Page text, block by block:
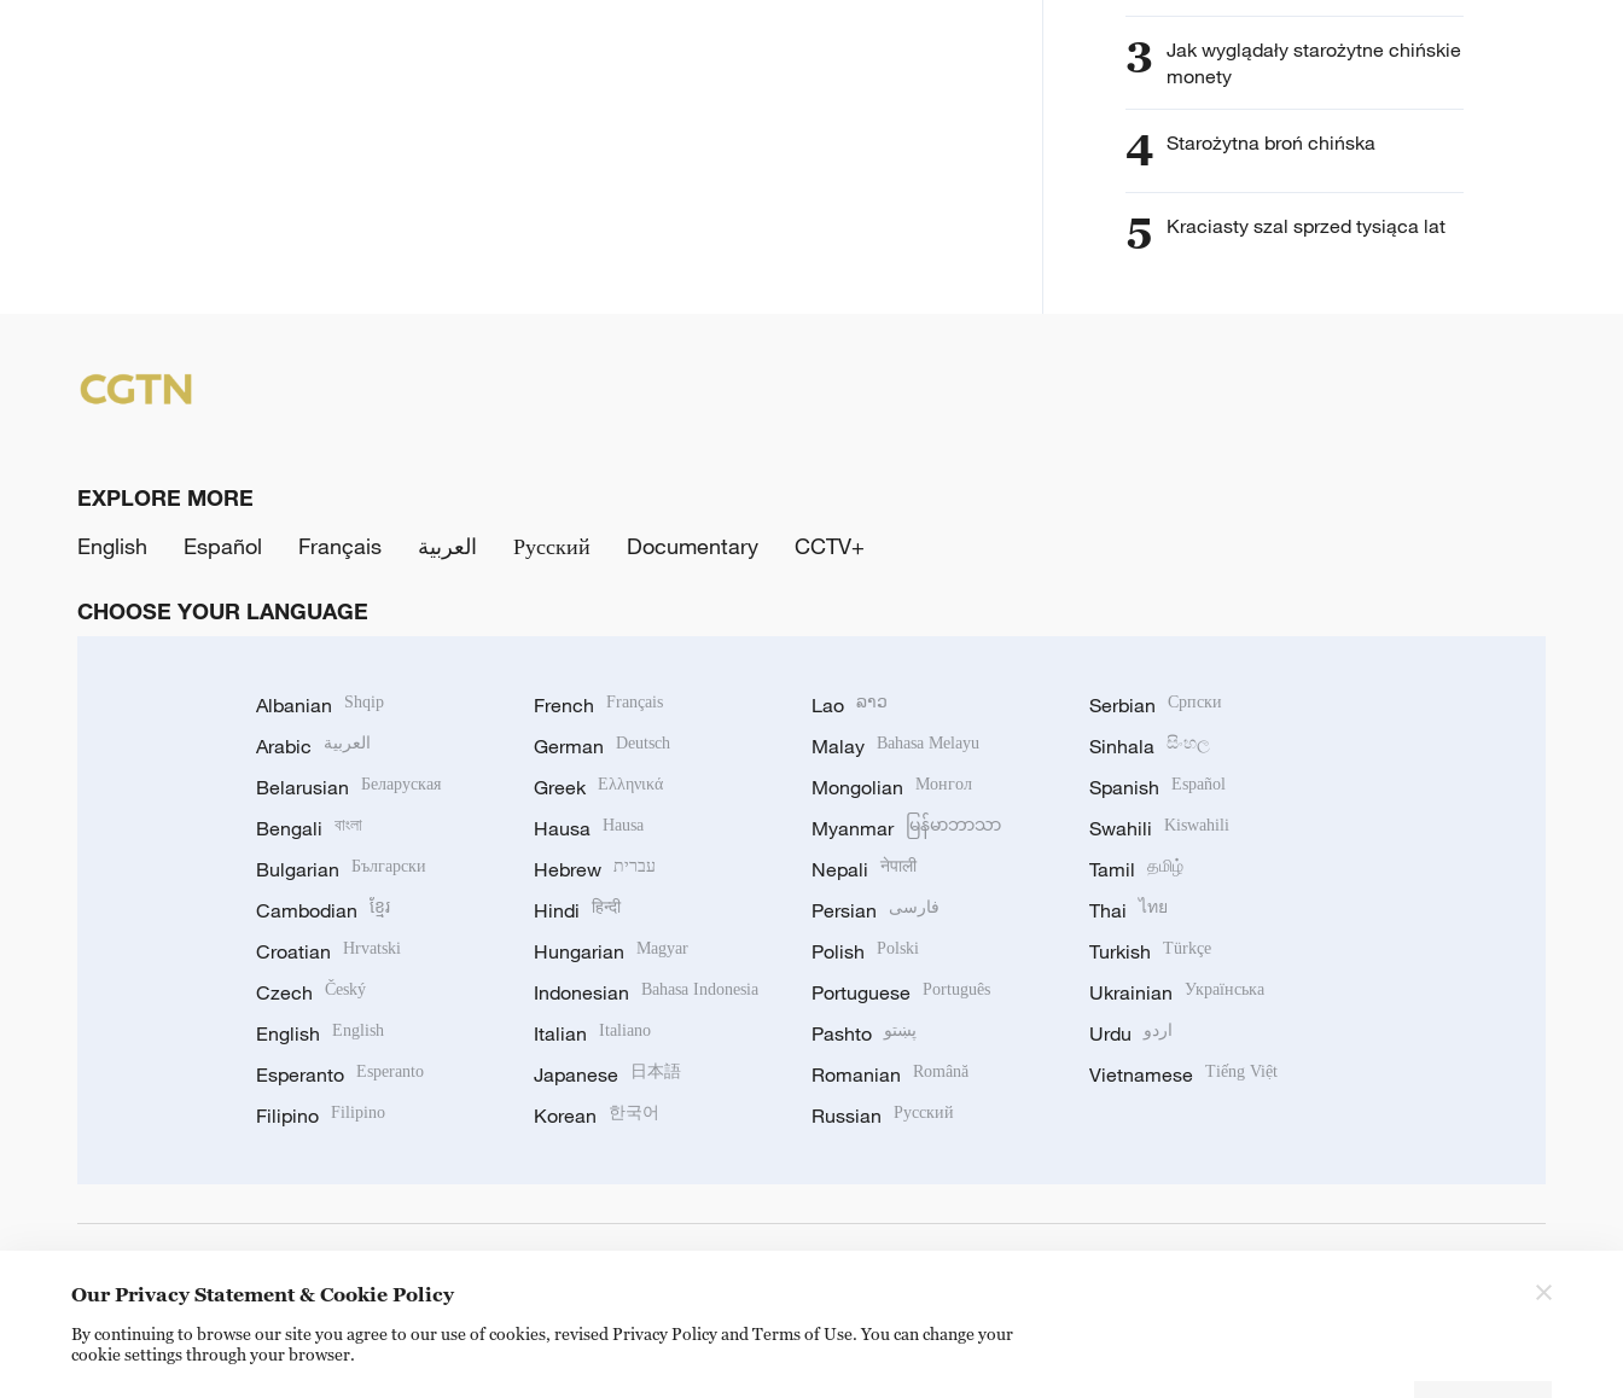
3 Jak wyglądały starożytne chińskie
monety
4 Starożytna broń chińska
5 Kraciasty szal sprzed tysiąca lat
EXPLORE MORE
English
Español Français العربية Русский Documentary CCTV+
CHOOSE YOUR LANGUAGE
Albanian Shqip
Arabic العربية
Belarusian Беларуская
Bengali বাংলা
Bulgarian Български
Cambodian ខ្មែរ
Croatian Hrvatski
Czech Český
English English
Esperanto Esperanto
Filipino Filipino
French Français
German Deutsch
Greek Ελληνικά
Hausa Hausa
Hebrew עברית
Hindi हिन्दी
Hungarian Magyar
Indonesian Bahasa Indonesia
Italian Italiano
Japanese 日本語
Korean 한국어
Lao ລາວ
Malay Bahasa Melayu
Mongolian Монгол
Myanmar မြန်မာဘာသာ
Nepali नेपाली
Persian فارسی
Polish Polski
Portuguese Português
Pashto پښتو
Romanian Română
Russian Русский
Serbian Српски
Sinhala සිංහල
Spanish Español
Swahili Kiswahili
Tamil தமிழ்
Thai ไทย
Turkish Türkçe
Ukrainian Українська
Urdu اردو
Vietnamese Tiếng Việt
Our Privacy Statement & Cookie Policy
By continuing to browse our site you agree to our use of cookies, revised Privacy Policy and Terms of Use. You can change your
cookie settings through your browser.